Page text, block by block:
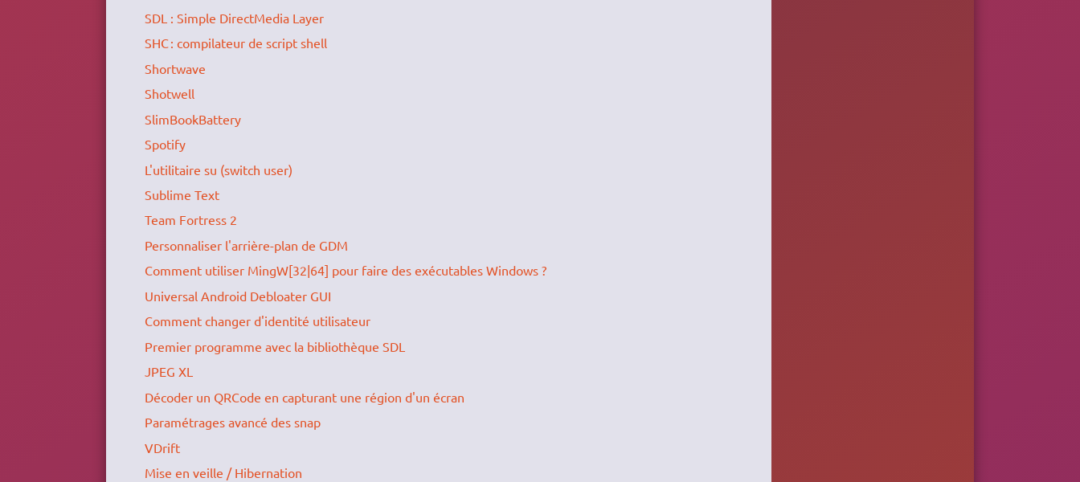
SDL : Simple DirectMedia Layer
SHC : compilateur de script shell
Shortwave
Shotwell
SlimBookBattery
Spotify
L'utilitaire su (switch user)
Sublime Text
Team Fortress 2
Personnaliser l'arrière-plan de GDM
Comment utiliser MingW[32|64] pour faire des exécutables Windows ?
Universal Android Debloater GUI
Comment changer d'identité utilisateur
Premier programme avec la bibliothèque SDL
JPEG XL
Décoder un QRCode en capturant une région d'un écran
Paramétrages avancé des snap
VDrift
Mise en veille / Hibernation